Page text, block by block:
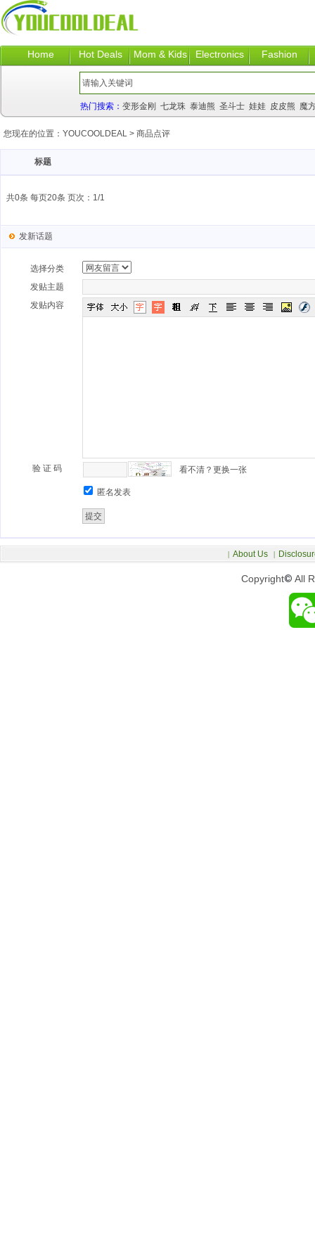
Home Hot Deals Mom & Kids Electronics Fashion
热门搜索： 变形金刚 七龙珠 泰迪熊 圣斗士 娃娃 皮皮熊 魔
您现在的位置： YOUCOOLDEAL > 商品点评
标题
共0条 每页20条 页次：1/1
发新话题
选择分类
发贴主题
发贴内容
验 证 码 看不清？更换一张
匿名发表
Copyright© All
| About Us |